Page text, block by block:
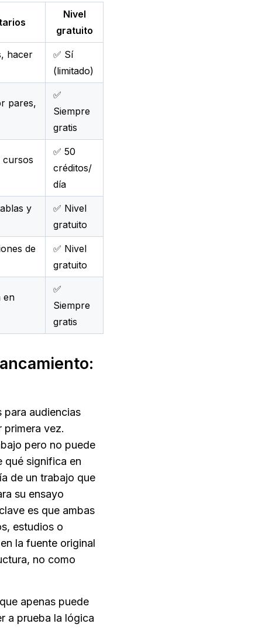
Nivel
gratuito
hacer
✅ Sí
(limitado)
pares,
✅
Siempre
gratis
cursos
✅ 50
créditos/
día
y
✅ Nivel
gratuito
de
✅ Nivel
gratuito
en
✅
Siempre
gratis
para audiencias
primera vez.
pero no puede
qué significa en
de un trabajo que
su ensayo
es que ambas
estudios o
la fuente original
no como
apenas puede
a prueba la lógica